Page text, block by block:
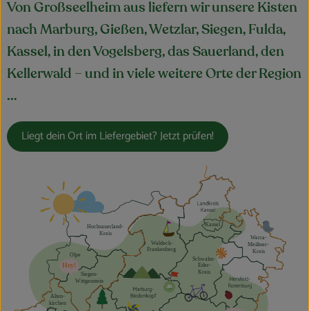
Von Großseelheim aus liefern wir unsere Kisten
nach Marburg, Gießen, Wetzlar, Siegen, Fulda,
Kassel, in den Vogelsberg, das Sauerland, den
Kellerwald – und in viele weitere Orte der Region
...
Liegt dein Ort im Liefergebiet? Jetzt prüfen!